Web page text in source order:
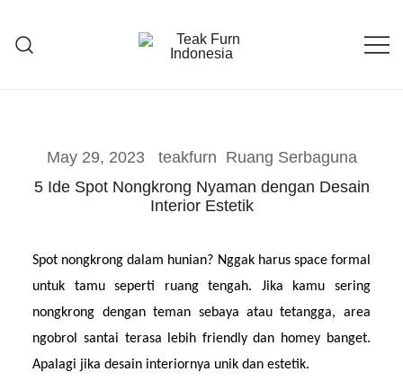
May 29, 2023 teakfurn Ruang Serbaguna
5 Ide Spot Nongkrong Nyaman dengan Desain
Interior Estetik
Spot nongkrong dalam hunian? Nggak harus space formal
untuk tamu seperti ruang tengah. Jika kamu sering
nongkrong dengan teman sebaya atau tetangga, area
ngobrol santai terasa lebih friendly dan homey banget.
Apalagi jika desain interiornya unik dan estetik.